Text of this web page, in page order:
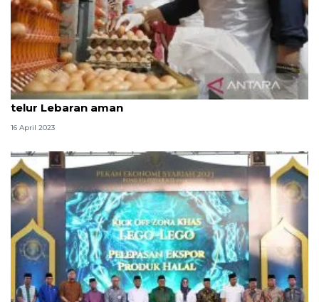
Usai tinjau peternakan di Sulsel, SYL: Kebutuhan
telur Lebaran aman
16 April 2023